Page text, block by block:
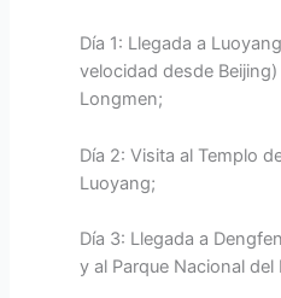
Día 1: Llegada a
velocidad desde
Longmen;
Día 2: Visita al Templo
Luoyang;
Día 3: Llegada a
y al Parque Nacional